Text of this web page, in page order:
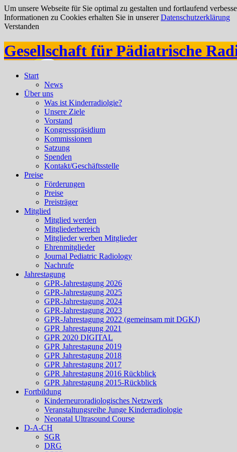
Um unsere Webseite für Sie optimal zu gestalten und fortlaufend
Informationen zu Cookies erhalten Sie in unsererDatenschutzerklärung
Verstanden
Gesellschaft für Pädiatrische
Start
News
Über uns
Was ist Kinderradiolgie?
Unsere Ziele
Vorstand
Kongresspräsidium
Kommissionen
Satzung
Spenden
Kontakt/Geschäftsstelle
Preise
Förderungen
Preise
Preisträger
Mitglied
Mitglied werden
Mitgliederbereich
Mitglieder werben Mitglieder
Ehrenmitglieder
Journal Pediatric Radiology
Nachrufe
Jahrestagung
GPR-Jahrestagung 2026
GPR-Jahrestagung 2025
GPR-Jahrestagung 2024
GPR-Jahrestagung 2023
GPR-Jahrestagung 2022 (gemeinsam mit DGKJ)
GPR Jahrestagung 2021
GPR 2020 DIGITAL
GPR Jahrestagung 2019
GPR Jahrestagung 2018
GPR Jahrestagung 2017
GPR Jahrestagung 2016 Rückblick
GPR Jahrestagung 2015-Rückblick
Fortbildung
Kinderneuroradiologisches Netzwerk
Veranstaltungsreihe Junge Kinderradiologie
Neonatal Ultrasound Course
D-A-CH
SGR
DRG